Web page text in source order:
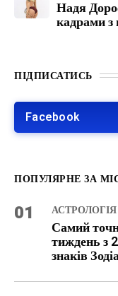
Надя
кадрами з
ПІДПИСАТИСЬ
Facebook
ПОПУЛЯРНЕ ЗА
01 АСТРОЛОГІЯ
Самий
тиждень з
знаків